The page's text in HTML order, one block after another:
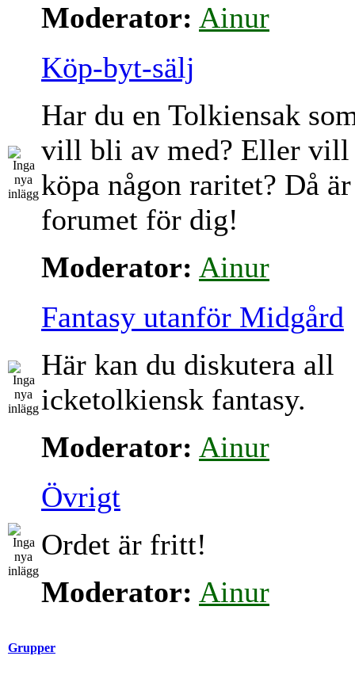
Moderator: Ainur
Köp-byt-sälj
Har du en Tolkiensak
vill bli av med? Eller vill
köpa någon raritet? Då
forumet för dig!
Moderator: Ainur
Fantasy utanför Midgård
Här kan du diskutera all
icketolkiensk fantasy.
Moderator: Ainur
Övrigt
Ordet är fritt!
Moderator: Ainur
Grupper